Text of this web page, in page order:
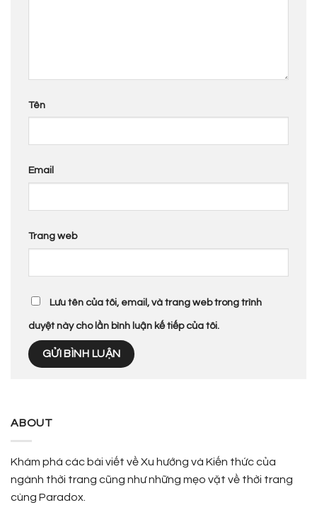
Tên
Email
Trang web
Lưu tên của tôi, email, và trang web trong trình
duyệt này cho lần bình luận kế tiếp của tôi.
ABOUT
Khám phá các bài viết về Xu hướng và Kiến thức của
ngành thời trang cũng như những mẹo vặt về thời trang
cùng Paradox.